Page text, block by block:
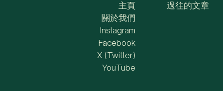
主頁
關於我們
過往的文章
Instagram
Facebook
X (Twitter)
YouTube